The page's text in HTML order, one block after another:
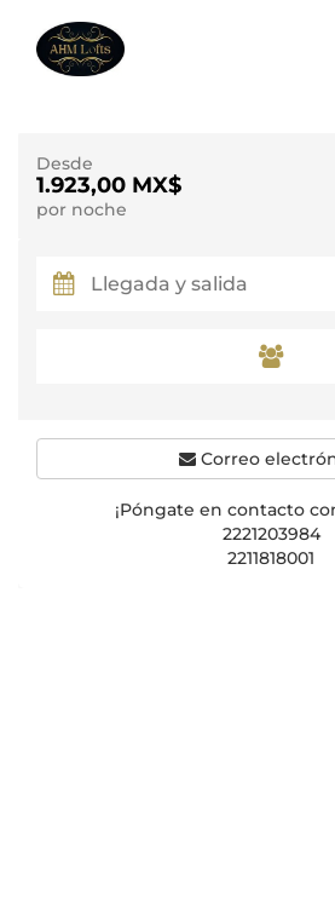
Desde
1.923,00 MX$
por noche
Correo
¡Póngate en contacto
2221203984
2211818001